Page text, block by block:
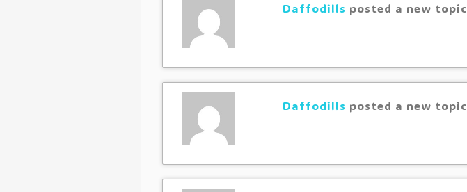
Daffodills posted a new topic
Daffodills posted a new topic